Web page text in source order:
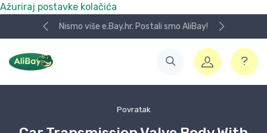
Ažuriraj postavke kolačića
Nismo više e.Bay.hr. Postali smo AliBay!
Povratak